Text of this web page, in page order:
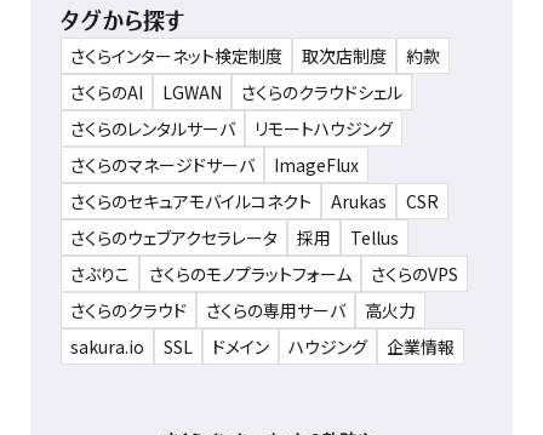
タグから探す
さくらインターネット検定制度 取次店制度
約款
さくらのAI
LGWAN
さくらのクラウドシェル
さくらのレンタルサーバ
リモートハウジング
さくらのマネージドサーバ
ImageFlux
さくらのセキュアモバイルコネクト
Arukas
CSR
さくらのウェブアクセラレータ
採用
Tellus
さぶりこ
さくらのモノプラットフォーム
さくらのVPS
さくらのクラウド
さくらの専用サーバ
高火力
sakura.io
SSL ドメイン ハウジング 企業情報